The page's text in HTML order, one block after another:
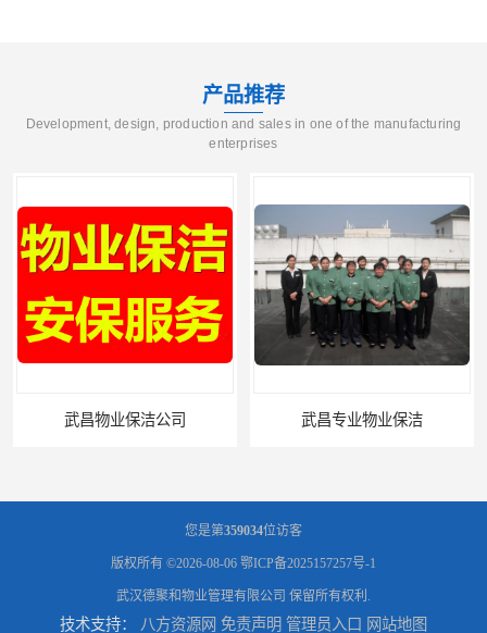
产品推荐
Development, design, production and sales in one of the manufacturing
enterprises
武昌专业物业保洁 武汉办公写字楼保洁外包
您是第359034位访客
版权所有 ©2026-08-06 鄂ICP备2025157257号-1
武汉德聚和物业管理有限公司 保留所有权利.
技术支持： 八方资源网 免责声明 管理员入口 网站地图